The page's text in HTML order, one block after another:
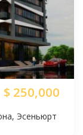
$ 250,000
Эсеньюрт